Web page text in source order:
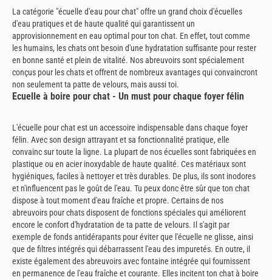
La catégorie "écuelle d'eau pour chat" offre un grand choix d'écuelles
d'eau pratiques et de haute qualité qui garantissent un
approvisionnement en eau optimal pour ton chat. En effet, tout comme
les humains, les chats ont besoin d'une hydratation suffisante pour rester
en bonne santé et plein de vitalité. Nos abreuvoirs sont spécialement
conçus pour les chats et offrent de nombreux avantages qui convaincront
non seulement ta patte de velours, mais aussi toi.
Ecuelle à boire pour chat - Un must pour chaque foyer félin
L'écuelle pour chat est un accessoire indispensable dans chaque foyer
félin. Avec son design attrayant et sa fonctionnalité pratique, elle
convainc sur toute la ligne. La plupart de nos écuelles sont fabriquées en
plastique ou en acier inoxydable de haute qualité. Ces matériaux sont
hygiéniques, faciles à nettoyer et très durables. De plus, ils sont inodores
et n'influencent pas le goût de l'eau. Tu peux donc être sûr que ton chat
dispose à tout moment d'eau fraîche et propre. Certains de nos
abreuvoirs pour chats disposent de fonctions spéciales qui améliorent
encore le confort d'hydratation de ta patte de velours. Il s'agit par
exemple de fonds antidérapants pour éviter que l'écuelle ne glisse, ainsi
que de filtres intégrés qui débarrassent l'eau des impuretés. En outre, il
existe également des abreuvoirs avec fontaine intégrée qui fournissent
en permanence de l'eau fraîche et courante. Elles incitent ton chat à boire